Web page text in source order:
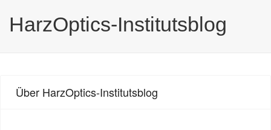
HarzOptics-Institutsblog
Über HarzOptics-Institutsblog